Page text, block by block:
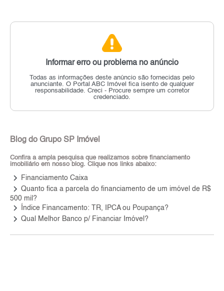
Informar erro ou problema no anúncio
Todas as informações deste anúncio são fornecidas pelo
anunciante. O Portal ABC Imóvel fica isento de qualquer
responsabilidade. Creci - Procure sempre um corretor
credenciado.
Blog do Grupo SP Imóvel
Confira a ampla pesquisa que realizamos sobre financiamento
imobiliário em nosso blog. Clique nos links abaixo:
keyboard_arrow_right Financiamento Caixa
keyboard_arrow_right Quanto fica a parcela do financiamento de um imóvel de R$
500 mil?
keyboard_arrow_right Índice Financamento: TR, IPCA ou Poupança?
keyboard_arrow_right Qual Melhor Banco p/ Financiar Imóvel?